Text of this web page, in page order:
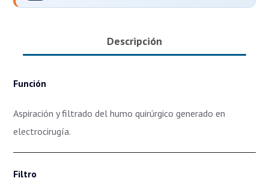
Descripción
Función
Aspiración y filtrado del humo quirúrgico generado en
electrocirugía.
Filtro